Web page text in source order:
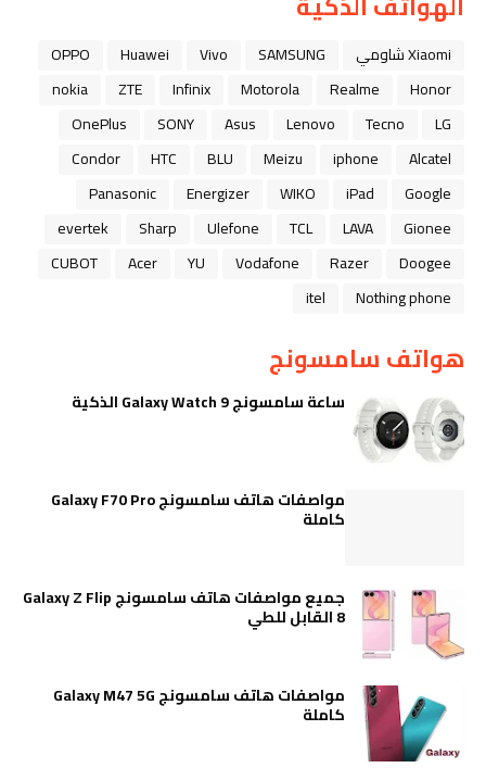
Xiaomi شاومي SAMSUNG
Vivo
Huawei
OPPO
Honor
Realme
Motorola
Infinix
ZTE
nokia
LG
Tecno
Lenovo
Asus
SONY
OnePlus
Alcatel
iphone
Meizu
BLU
HTC
Condor
Google
iPad
WIKO
Energizer
Panasonic
Gionee
LAVA
TCL
Ulefone
Sharp
evertek
Doogee
Razer
Vodafone
YU
Acer
CUBOT
Nothing phone
itel
هواتف سامسونج
ساعة سامسونج Galaxy Watch 9 الذكية
مواصفات هاتف سامسونج Galaxy F70 Pro
كاملة
جميع مواصفات هاتف سامسونج Galaxy Z Flip
8 القابل للطي
مواصفات هاتف سامسونج Galaxy M47 5G
كاملة